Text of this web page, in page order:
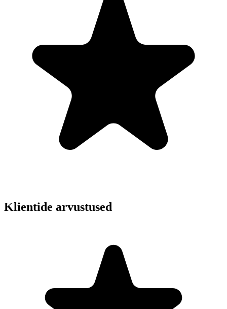
Klientide arvustused